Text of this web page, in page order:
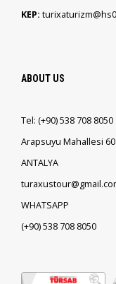
KEP:
ABOUT US
Tel: (+90)538 708 8050
Arapsuyu Mahallesi
ANTALYA
WHATSAPP
(+90)538 708 8050